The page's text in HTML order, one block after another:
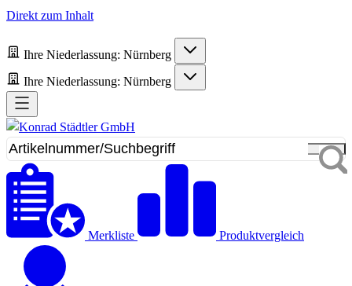
Direkt zum Inhalt
Ihre Niederlassung: Nürnberg
Ihre Niederlassung: Nürnberg
Merkliste Produktvergleich